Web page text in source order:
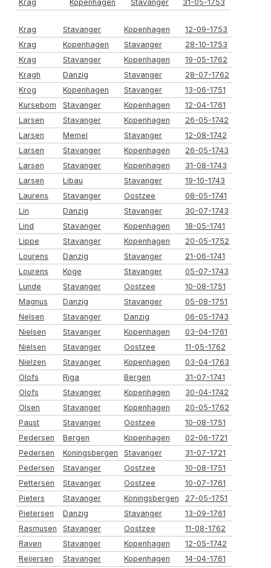
Krag
Kopenhagen Stavanger 31-05-1753
Krag Stavanger Kopenhagen
12-09-1753
Krag
Kopenhagen Stavanger
28-10-1753
Krag
Stavanger Kopenhagen
19-05-1762
Kragh
Danzig Stavanger
28-07-1762
Krog
Kopenhagen Stavanger
13-06-1751
Kursebom
Stavanger Kopenhagen
12-04-1761
Larsen
Stavanger Kopenhagen
26-05-1742
Larsen
Memel Stavanger
12-08-1742
Larsen
Stavanger Kopenhagen
26-05-1743
Larsen
Stavanger Kopenhagen
31-08-1743
Larsen
Libau Stavanger
19-10-1743
Laurens
Stavanger Oostzee
08-05-1741
Lin
Danzig Stavanger
30-07-1743
Lind
Stavanger Kopenhagen
18-05-1741
Lippe
Stavanger Kopenhagen
20-05-1752
Lourens
Danzig Stavanger
21-06-1741
Lourens
Koge Stavanger
05-07-1743
Lunde
Stavanger Oostzee
10-08-1751
Magnus
Danzig Stavanger
05-08-1751
Nelsen
Stavanger Danzig
06-05-1743
Nielsen
Stavanger Kopenhagen
03-04-1761
Nielsen
Stavanger Oostzee
11-05-1762
Nielzen
Stavanger Kopenhagen
03-04-1763
Olofs
Riga Bergen
31-07-1741
Olofs
Stavanger Kopenhagen
30-04-1742
Olsen
Stavanger Kopenhagen
20-05-1762
Paust
Stavanger Oostzee
10-08-1751
Pedersen
Bergen Kopenhagen
02-06-1721
Pedersen
Koningsbergen Stavanger
31-07-1721
Pedersen
Stavanger Oostzee
10-08-1751
Pettersen
Stavanger Oostzee
10-07-1761
Pieters
Stavanger Koningsbergen
27-05-1751
Pietersen
Danzig Stavanger
13-09-1761
Rasmusen
Stavanger Oostzee
11-08-1762
Raven
Stavanger Kopenhagen
12-05-1742
Reijersen
Stavanger Kopenhagen 14-04-1761